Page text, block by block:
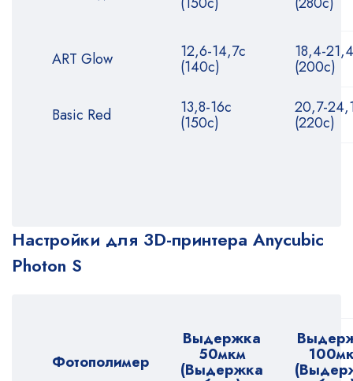
ART Glow 12,6-14,7с
(140с)
18,4-
(200с)
Basic Red 13,8-16с
(150с)
20,7-
(220с)
Настройки для 3D-принтера Anycubic
Photon S
Фотополимер
Выдержка
50мкм
(Выдержка